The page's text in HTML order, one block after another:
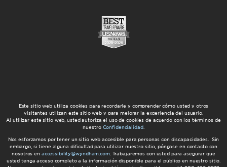
Este sitio web utiliza cookies para recordarle y comprender cómo usted y otros
visitantes utilizan este sitio web y para mejorar la experiencia del usuario.
Al utilizar este sitio web, usted autoriza el uso de cookies de acuerdo con los términos de
nuestro Confidencialidad.
Nos esforzamos por tener un sitio web accesible para personas con discapacidades. Sin
embargo, si tiene alguna dificultad para utilizar nuestro sitio, póngase en contacto con
nosotros en accessibility@wyndham.com. Trabajaremos con usted para asegurar que
usted tenga acceso completo a la información disponible para el público en nuestro sitio.